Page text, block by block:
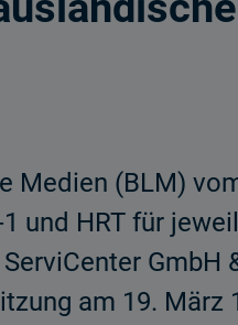
Medien (BLM)
und HRT für
GmbH
am 19. März